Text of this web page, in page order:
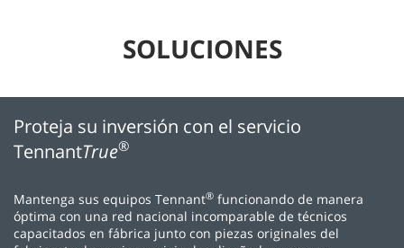
SOLUCIONES
Proteja su inversión con el servicio
TennantTrue®
Mantenga sus equipos Tennant® funcionando de manera
óptima con una red nacional incomparable de técnicos
capacitados en fábrica junto con piezas originales del